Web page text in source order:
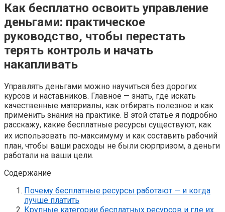
Как бесплатно освоить управление
деньгами: практическое
руководство, чтобы перестать
терять контроль и начать
накапливать
Управлять деньгами можно научиться без дорогих
курсов и наставников. Главное — знать, где искать
качественные материалы, как отбирать полезное и как
применить знания на практике. В этой статье я подробно
расскажу, какие бесплатные ресурсы существуют, как
их использовать по‑максимуму и как составить рабочий
план, чтобы ваши расходы не были сюрпризом, а деньги
работали на ваши цели.
Содержание
Почему бесплатные ресурсы работают — и когда
лучше платить
Крупные категории бесплатных ресурсов и где их